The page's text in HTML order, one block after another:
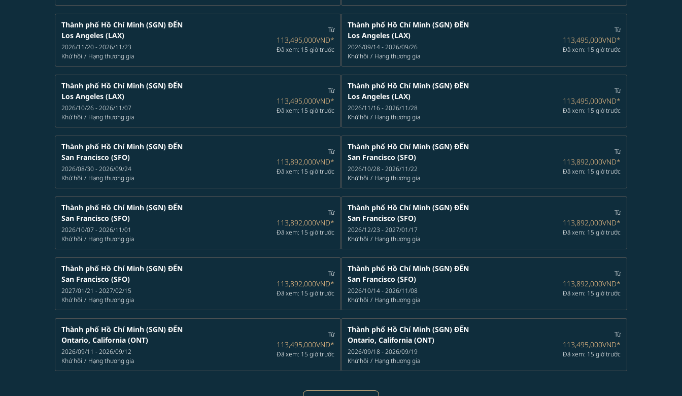
Thành phố Hồ Chí Minh (SGN) ĐẾN
Los Angeles (LAX)
2026/11/20 - 2026/11/23
Khứ hồi / Hạng thương gia
Từ
113,495,000VND*
Đã xem: 15 giờ trước
Thành phố Hồ Chí Minh (SGN) ĐẾN
Los Angeles (LAX)
2026/09/14 - 2026/09/26
Khứ hồi / Hạng thương gia
Từ
113,495,000VND*
Đã xem: 15 giờ trước
Thành phố Hồ Chí Minh (SGN) ĐẾN
Los Angeles (LAX)
2026/10/26 - 2026/11/07
Khứ hồi / Hạng thương gia
Từ
113,495,000VND*
Đã xem: 15 giờ trước
Thành phố Hồ Chí Minh (SGN) ĐẾN
Los Angeles (LAX)
2026/11/16 - 2026/11/28
Khứ hồi / Hạng thương gia
Từ
113,495,000VND*
Đã xem: 15 giờ trước
Thành phố Hồ Chí Minh (SGN) ĐẾN
San Francisco (SFO)
2026/08/30 - 2026/09/24
Khứ hồi / Hạng thương gia
Từ
113,892,000VND*
Đã xem: 15 giờ trước
Thành phố Hồ Chí Minh (SGN) ĐẾN
San Francisco (SFO)
2026/10/28 - 2026/11/22
Khứ hồi / Hạng thương gia
Từ
113,892,000VND*
Đã xem: 15 giờ trước
Thành phố Hồ Chí Minh (SGN) ĐẾN
San Francisco (SFO)
2026/10/07 - 2026/11/01
Khứ hồi / Hạng thương gia
Từ
113,892,000VND*
Đã xem: 15 giờ trước
Thành phố Hồ Chí Minh (SGN) ĐẾN
San Francisco (SFO)
2026/12/23 - 2027/01/17
Khứ hồi / Hạng thương gia
Từ
113,892,000VND*
Đã xem: 15 giờ trước
Thành phố Hồ Chí Minh (SGN) ĐẾN
San Francisco (SFO)
2027/01/21 - 2027/02/15
Khứ hồi / Hạng thương gia
Từ
113,892,000VND*
Đã xem: 15 giờ trước
Thành phố Hồ Chí Minh (SGN) ĐẾN
San Francisco (SFO)
2026/10/14 - 2026/11/08
Khứ hồi / Hạng thương gia
Từ
113,892,000VND*
Đã xem: 15 giờ trước
Thành phố Hồ Chí Minh (SGN) ĐẾN
Ontario, California (ONT)
2026/09/11 - 2026/09/12
Khứ hồi / Hạng thương gia
Từ
113,495,000VND*
Đã xem: 15 giờ trước
Thành phố Hồ Chí Minh (SGN) ĐẾN
Ontario, California (ONT)
2026/09/18 - 2026/09/19
Khứ hồi / Hạng thương gia
Từ
113,495,000VND*
Đã xem: 15 giờ trước